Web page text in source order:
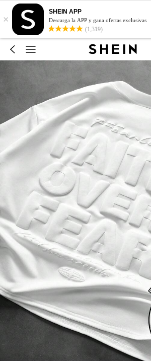
×
SHEIN APP
Descarga la APP y gana ofertas exclusivas
(1,319)